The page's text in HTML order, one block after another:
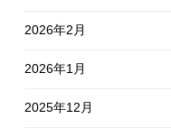
2026年2月
2026年1月
2025年12月